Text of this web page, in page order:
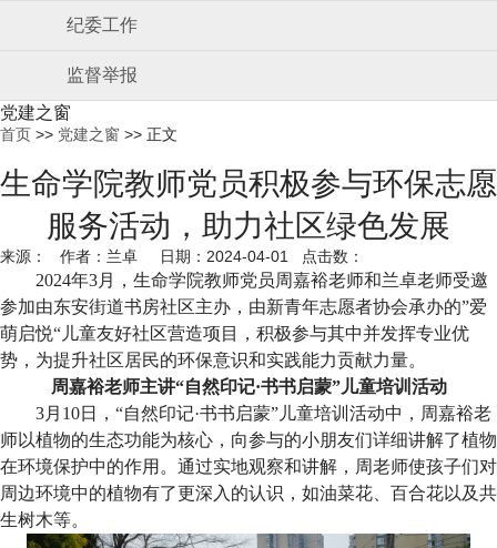
纪委工作
监督举报
党建之窗
首页 >> 党建之窗 >> 正文
生命学院教师党员积极参与环保志愿
服务活动，助力社区绿色发展
来源： 作者：兰卓 日期：2024-04-01 点击数：
2024年3月 ， 生命学院教师党员周嘉裕老师和兰卓老师受邀
参加由东安街道书房社区主办，由新青年志愿者协会承办的”爱
萌启悦“儿童友好社区营造项目
，积极参与其中并发挥专业优
势，为提升社区居民的环保意识和实践能力贡献力量。
周嘉裕老师主讲“自然印记·书书启蒙”儿童培训活动
3月 10日， “自然印记·书书启蒙” 儿童培训活动中，周嘉裕老
师以植物的生态功能为核心，向参与的小朋友们详细讲解了植物
在环境保护中的作用。通过实地观察和讲解，周老师使孩子们对
周边环境中的植物有了更深入的认识，如油菜花、百合花以及共
生树木等。